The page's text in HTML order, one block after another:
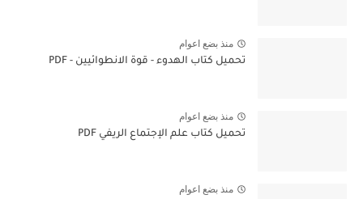
منذ بضع اعوام
تحميل كتاب الهدوء - قوة الانطوائيين - PDF
منذ بضع اعوام
تحميل كتاب علم الإجتماع الريفي PDF
منذ بضع اعوام